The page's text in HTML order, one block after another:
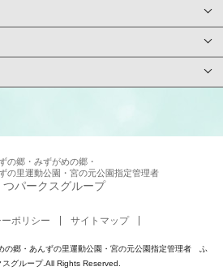
の郷・みずがめの郷・
の里運動公園・宮の元公園指定管理者
つパークスグループ
ポリシー サイトマップ
の郷・あんずの里運動公園・宮の元公園指定管理者 ふ
スグループ.All Rights Reserved.